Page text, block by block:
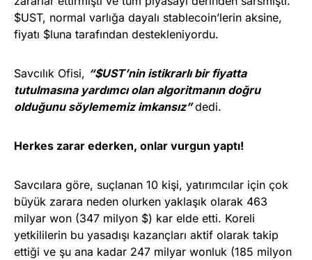
$UST, normal varlığa dayalı stablecoin’lerin aksine,
fiyatı $luna tarafından destekleniyordu.
Savcılık Ofisi, “$UST’nin istikrarlı bir fiyatta
tutulmasına yardımcı olan algoritmanın doğru
olduğunu söylememiz imkansız” dedi.
Herkes zarar ederken, onlar vurgun yaptı!
Savcılara göre, suçlanan 10 kişi, yatırımcılar için çok
büyük zarara neden olurken yaklaşık olarak 463
milyar won (347 milyon $) kar elde etti. Koreli
yetkililerin bu yasadışı kazançları aktif olarak takip
ettiği ve şu ana kadar 247 milyar wonluk (185 milyon